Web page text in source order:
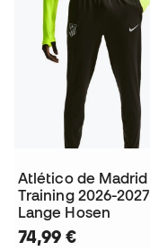
Atlético de Madrid
Training 2026-2027
Lange Hosen
74,99 €